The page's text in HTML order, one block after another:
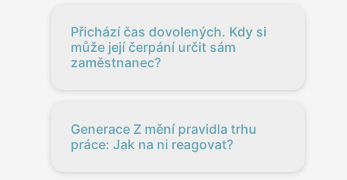
Přichází čas dovolených. Kdy si
může její čerpání určit sám
zaměstnanec?
Generace Z mění pravidla trhu
práce: Jak na ni reagovat?